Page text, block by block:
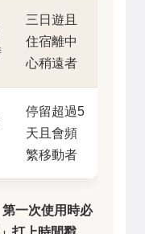
三日遊且
住宿離中
心稍遠者
停留超過5
天且會頻
繁移動者
第一次使用時必